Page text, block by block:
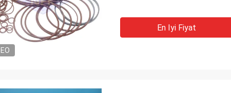
En Iyi Fiyat